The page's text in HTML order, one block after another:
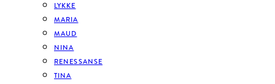
LYKKE
MARIA
MAUD
NINA
RENESSANSE
TINA